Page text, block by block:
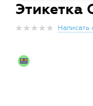
Этикетка
Написать